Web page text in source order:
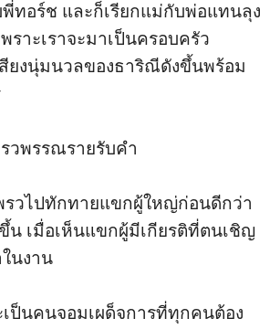
ทอร์ช และก็เรียกแม่กับพ่อแทนลุง
ราะเราจะมาเป็นครอบครัว
สียงนุ่มนวลของธาริณีดังขึ้นพร้อม
วพรรณรายรับคำ
รวไปทักทายแขกผู้ใหญ่ก่อนดีกว่า
น เมื่อเห็นแขกผู้มีเกียรติที่ตนเชิญ
นงาน
ป็นคนจอมเผด็จการที่ทุกคนต้อง